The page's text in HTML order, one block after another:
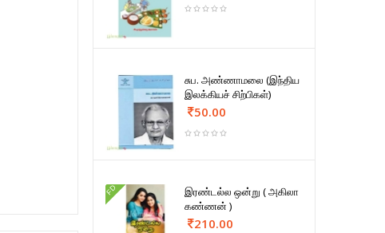
சுப. அண்ணாமலை (இந்திய
இலக்கியச் சிற்பிகள்)
50.00
FD
இரண்டல்ல ஒன்று ( அகிலா
கண்ணன் )
210.00